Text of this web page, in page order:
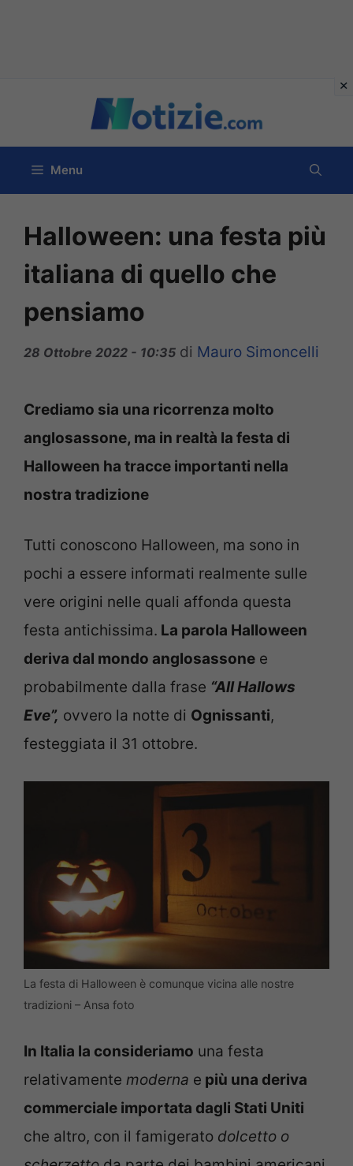
contenuto
Menu
Halloween: una festa più
italiana di quello che
pensiamo
28 Ottobre 2022 - 10:35 di Mauro Simoncelli
Crediamo sia una ricorrenza molto
anglosassone, ma in realtà la festa di
Halloween ha tracce importanti nella
nostra tradizione
Tutti conoscono Halloween, ma sono in
pochi a essere informati realmente sulle
vere origini nelle quali affonda questa
festa antichissima. La parola Halloween
deriva dal mondo anglosassone e
probabilmente dalla frase “All Hallows
Eve”, ovvero la notte di Ognissanti,
festeggiata il 31 ottobre.
La festa di Halloween è comunque vicina alle nostre
tradizioni – Ansa foto
In Italia la consideriamo una festa
relativamente moderna e più una deriva
commerciale importata dagli Stati Uniti
che altro, con il famigerato dolcetto o